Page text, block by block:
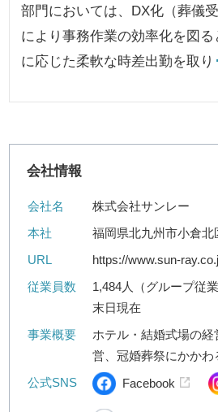
部門においては、DX化（葬儀
により事務作業の効率化を図
に応じた柔軟な時差出勤を取り
会社情報
会社名
株式会社サンレー
本社
福岡県北九州市小倉
URL
https://www.sun-
従業員数
1,484人（グループ従
末日現在
事業概要
ホテル・結婚式場の
営、冠婚葬祭にかか
公式SNS
Facebook